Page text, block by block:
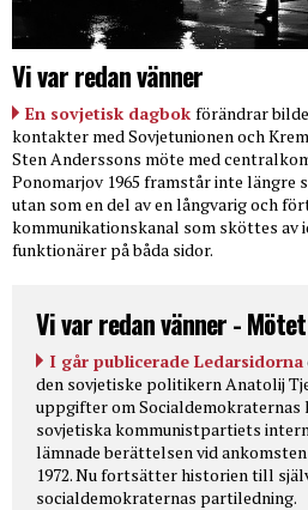
Vi var redan vänner
En sovjetisk dagbok förändrar
kontakter med Sovjetunionen och
Sten Anderssons möte med
Ponomarjov 1965 framstår inte längre
utan som en del av en långvarig och
kommunikationskanal som sköttes av
funktionärer på båda sidor.
Vi var redan vänner -
I går publicerade Ledarsidorna
den sovjetiske politikern Anatolij
uppgifter om
sovjetiska kommunistpartiets
lämnade berättelsen vid
1972. Nu fortsätter historien till
socialdemokraternas partiledning.